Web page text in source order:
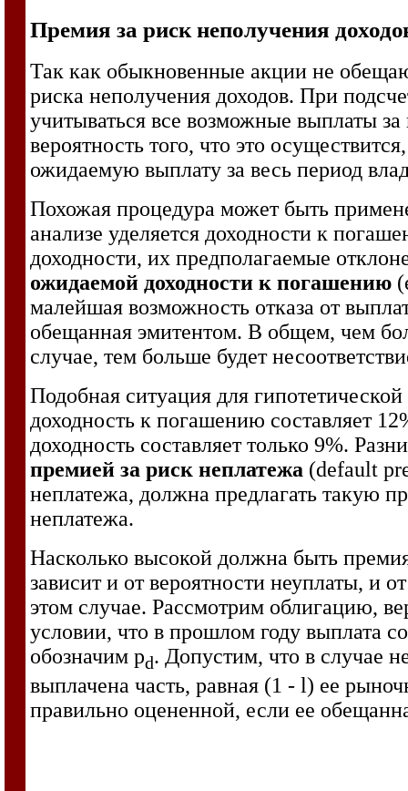
Премия за риск неполучения
Так как обыкновенные акции не
риска неполучения доходов. При
учитываться все возможные выплаты
вероятность того, что это
ожидаемую выплату за весь период
Похожая процедура может быть
анализе уделяется доходности к
доходности, их предполагаемые
ожидаемой доходности к погашению
малейшая возможность отказа от
обещанная эмитентом. В общем, чем
случае, тем больше будет
Подобная ситуация для
доходность к погашению составляет
доходность составляет только 9%.
премией за риск неплатежа (default
неплатежа, должна предлагать такую
неплатежа.
Насколько высокой должна быть
зависит и от вероятности неуплаты, и
этом случае. Рассмотрим облигацию,
условии, что в прошлом году выплата
обозначим pd. Допустим, что в случае
выплачена часть, равная (1 - l) ее
правильно оцененной, если ее